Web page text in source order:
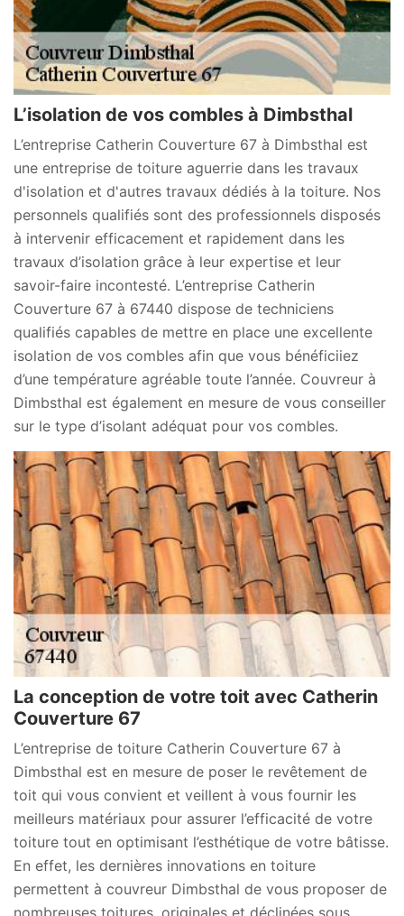
L’isolation de vos combles à Dimbsthal
L’entreprise Catherin Couverture 67 à Dimbsthal est
une entreprise de toiture aguerrie dans les travaux
d'isolation et d'autres travaux dédiés à la toiture. Nos
personnels qualifiés sont des professionnels disposés
à intervenir efficacement et rapidement dans les
travaux d’isolation grâce à leur expertise et leur
savoir-faire incontesté. L’entreprise Catherin
Couverture 67 à 67440 dispose de techniciens
qualifiés capables de mettre en place une excellente
isolation de vos combles afin que vous bénéficiiez
d’une température agréable toute l’année. Couvreur à
Dimbsthal est également en mesure de vous conseiller
sur le type d’isolant adéquat pour vos combles.
La conception de votre toit avec Catherin
Couverture 67
L’entreprise de toiture Catherin Couverture 67 à
Dimbsthal est en mesure de poser le revêtement de
toit qui vous convient et veillent à vous fournir les
meilleurs matériaux pour assurer l’efficacité de votre
toiture tout en optimisant l’esthétique de votre bâtisse.
En effet, les dernières innovations en toiture
permettent à couvreur Dimbsthal de vous proposer de
nombreuses toitures, originales et déclinées sous